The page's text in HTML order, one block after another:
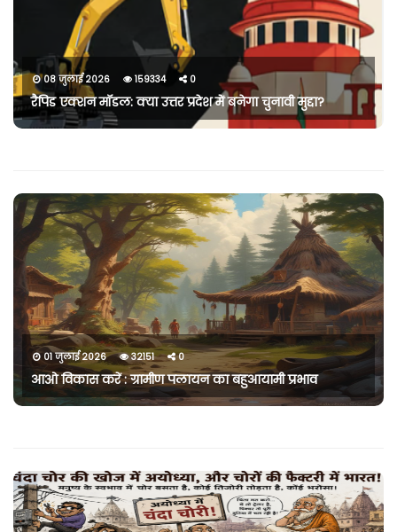
08 जुलाई 2026 159334 0
रैपिड एक्शन मॉडल: क्या उत्तर प्रदेश में बनेगा चुनावी मुद्दा?
01 जुलाई 2026 32151 0
आओ विकास करें : ग्रामीण पलायन का बहुआयामी प्रभाव